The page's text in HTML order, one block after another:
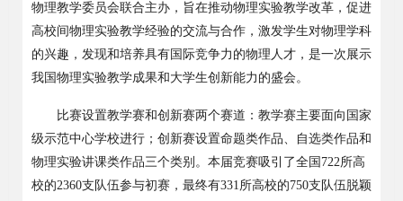
物理教学委员会联合主办，旨在推动物理实验教学改革，促进
高校间物理实验教学经验的交流与合作，激发学生对物理学科
的兴趣，发现和培养具有国际竞争力的物理人才，是一次展示
我国物理实验教学成果和大学生创新能力的盛会。
比赛设置教学赛和创新赛两个赛道：教学赛主要面向国家
级示范中心学校进行；创新赛设置命题类作品、自选类作品和
物理实验讲课类作品三个类别。本届竞赛吸引了全国 722所高
校的2360支队伍参与初赛，最终有331所高校的750支队伍脱颖